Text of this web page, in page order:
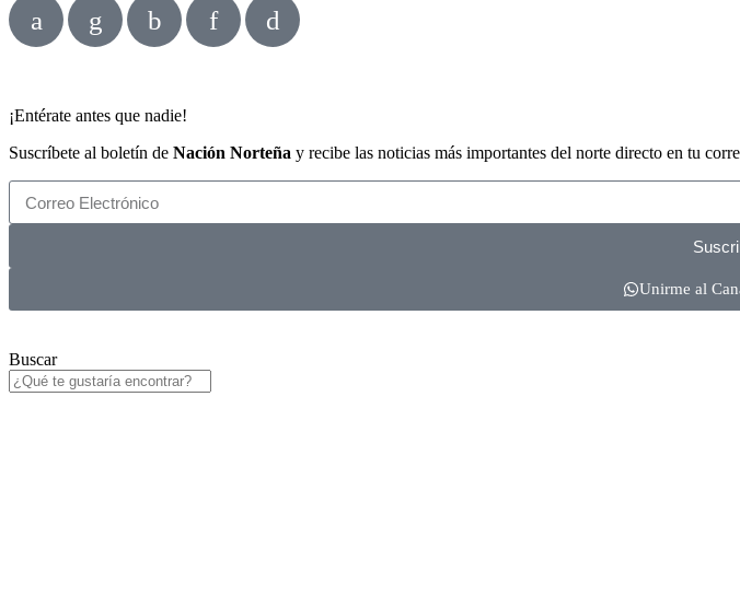
¡Entérate antes que nadie!
Suscríbete al boletín de Nación Norteña y recibe las noticias más importantes del norte directo en tu
Unirme al
Buscar